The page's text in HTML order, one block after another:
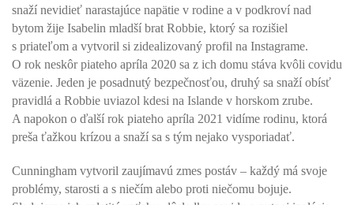
snaží nevidieť narastajúce napätie v rodine a v podkroví nad
bytom žije Isabelin mladší brat Robbie, ktorý sa rozišiel
s priateľom a vytvoril si zidealizovaný profil na Instagrame.
O rok neskôr piateho apríla 2020 sa z ich domu stáva kvôli covidu
väzenie. Jeden je posadnutý bezpečnosťou, druhý sa snaží obísť
pravidlá a Robbie uviazol kdesi na Islande v horskom zrube.
A napokon o ďalší rok piateho apríla 2021 vidíme rodinu, ktorá
preša ťažkou krízou a snaží sa s tým nejako vysporiadať.
Cunningham vytvoril zaujímavú zmes postáv – každý má svoje
problémy, starosti a s niečím alebo proti niečomu bojuje.